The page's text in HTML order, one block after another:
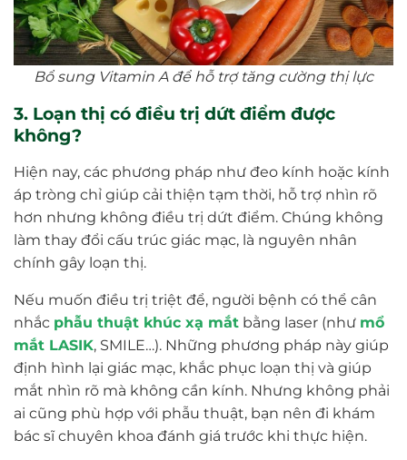
Bổ sung Vitamin A để hỗ trợ tăng cường thị lực
3. Loạn thị có điều trị dứt điểm được
không?
Hiện nay, các phương pháp như đeo kính hoặc kính
áp tròng chỉ giúp cải thiện tạm thời, hỗ trợ nhìn rõ
hơn nhưng không điều trị dứt điểm. Chúng không
làm thay đổi cấu trúc giác mạc, là nguyên nhân
chính gây loạn thị.
Nếu muốn điều trị triệt để, người bệnh có thể cân
nhắc phẫu thuật khúc xạ mắt bằng laser (như mổ
mắt LASIK, SMILE…). Những phương pháp này giúp
định hình lại giác mạc, khắc phục loạn thị và giúp
mắt nhìn rõ mà không cần kính. Nhưng không phải
ai cũng phù hợp với phẫu thuật, bạn nên đi khám
bác sĩ chuyên khoa đánh giá trước khi thực hiện.